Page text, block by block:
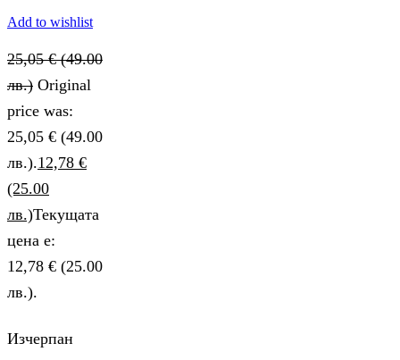
Add to wishlist
25,05€ (49.00
лв.) Original
price was:
25,05 € (49.00
лв.).12,78 €
(25.00
лв.)Текущата
цена е:
12,78 € (25.00
лв.).
Изчерпан